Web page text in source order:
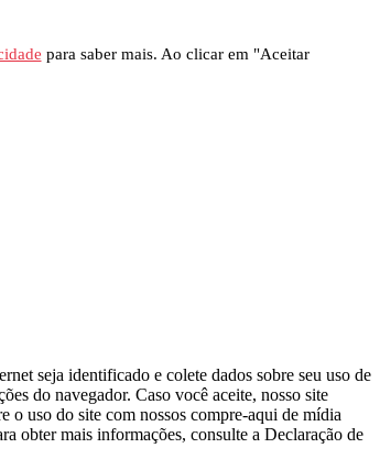
para saber mais. Ao clicar em "Aceitar
seja identificado e colete dados sobre seu uso de
do navegador. Caso você aceite, nosso site
o uso do site com nossos compre-aqui de mídia
obter mais informações, consulte a Declaração de